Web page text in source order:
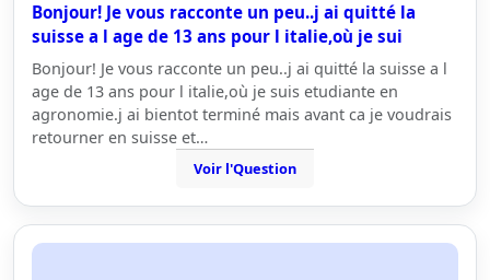
Bonjour! Je vous racconte un peu..j ai quitté la
suisse a l age de 13 ans pour l italie,où je sui
Bonjour! Je vous racconte un peu..j ai quitté la suisse a l
age de 13 ans pour l italie,où je suis etudiante en
agronomie.j ai bientot terminé mais avant ca je voudrais
retourner en suisse et…
Voir l'Question